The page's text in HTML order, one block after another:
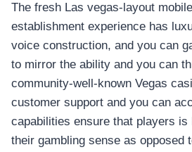
The fresh Las vegas-layout
establishment experience has
voice construction, and you can
to mirror the ability and you can
community-well-known Vegas
customer support and you can
capabilities ensure that players
their gambling sense as opposed